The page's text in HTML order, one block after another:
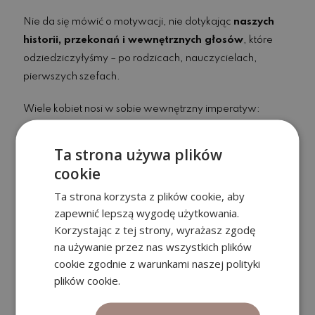
Nie da się mówić o motywacji, nie dotykając naszych
historii, przekonań i wewnętrznych głosów, które
odziedziczyłyśmy – po rodzicach, nauczycielach,
pierwszych szefach.
Wiele kobiet nosi w sobie wewnętrzny imperatyw:
„Muszę być perfekcyjna.”
„Muszę udowodnić, że zasługuję.”
„Jak się nie zmuszę, nic ze mnie nie będzie.”
I kiedy ciało mówi: „Nie mam siły”, one próbują się
zawstydzić do działania. Albo zmusić. I tak rodzi się
zamknięty krąg:
brak energii → presja → opór → poczucie winy → jeszcze
większy brak energii.
Ta strona używa plików
cookie
Ta strona korzysta z plików cookie, aby
zapewnić lepszą wygodę użytkowania.
Korzystając z tej strony, wyrażasz zgodę
na używanie przez nas wszystkich plików
cookie zgodnie z warunkami naszej polityki
plików cookie.